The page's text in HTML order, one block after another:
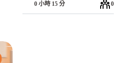
0 小時 15 分 0